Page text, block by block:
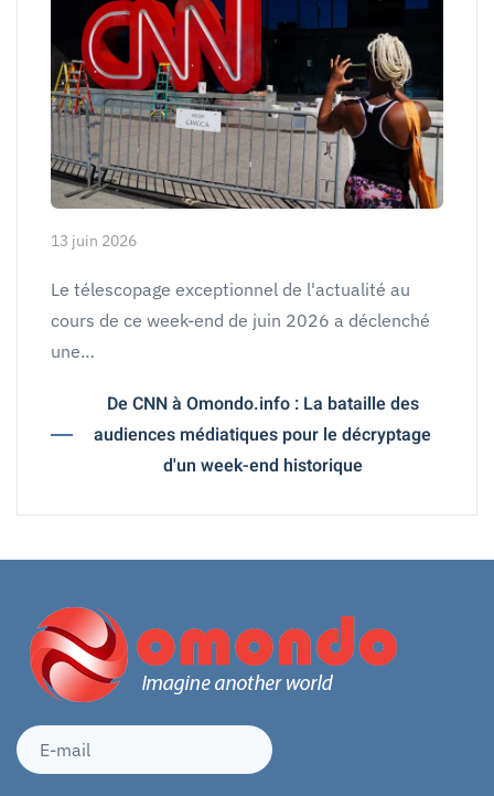
13 juin 2026
Le télescopage exceptionnel de l'actualité au
cours de ce week-end de juin 2026 a déclenché
une…
De CNN à Omondo.info : La bataille des
audiences médiatiques pour le décryptage
d'un week-end historique